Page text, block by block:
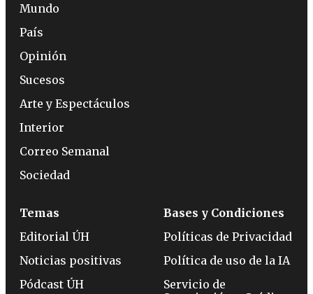
Mundo
País
Opinión
Sucesos
Arte y Espectáculos
Interior
Correo Semanal
Sociedad
Temas
Editorial ÚH
Noticias positivas
Pódcast ÚH
Bases y Condiciones
Políticas de Privacidad
Política de uso de la IA
Servicio de